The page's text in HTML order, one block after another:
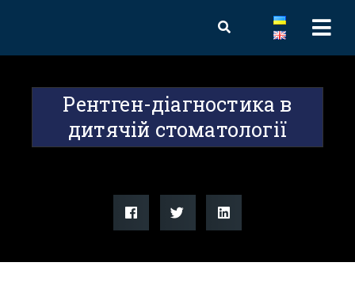
Рентген-діагностика в
дитячій стоматології